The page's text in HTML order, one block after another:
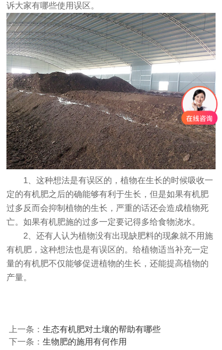
诉大家有哪些使用误区。
1、这种想法是有误区的，植物在生长的时候吸收一
定的有机肥之后的确能够有利于生长，但是如果有机肥
过多反而会抑制植物的生长，严重的话还会造成植物死
亡。如果有机肥施的过多一定要记得多给食物浇水。
2、还有人认为植物没有出现缺肥料的现象就不用施
有机肥，这种想法也是有误区的。给植物适当补充一定
量的有机肥不仅能够促进植物的生长，还能提高植物的
产量。
上一条： 生态有机肥对土壤的帮助有哪些
下一条： 生物肥的施用有何作用